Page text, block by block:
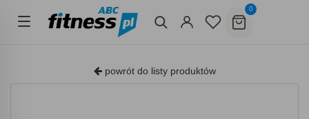
0
powrót do listy produktów